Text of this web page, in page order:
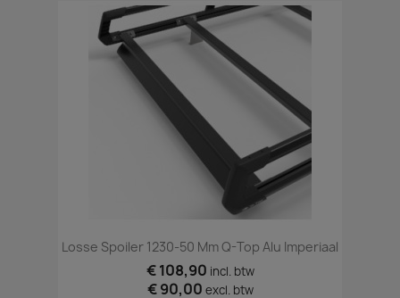
Losse Spoiler 1230-50 Mm Q-Top Alu Imperiaal
€ 108,90 incl. btw
€ 90,00 excl. btw